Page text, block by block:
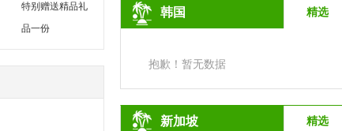
特别赠送精品礼
品一份
韩国 精选
抱歉！暂无数据
新加坡 精选